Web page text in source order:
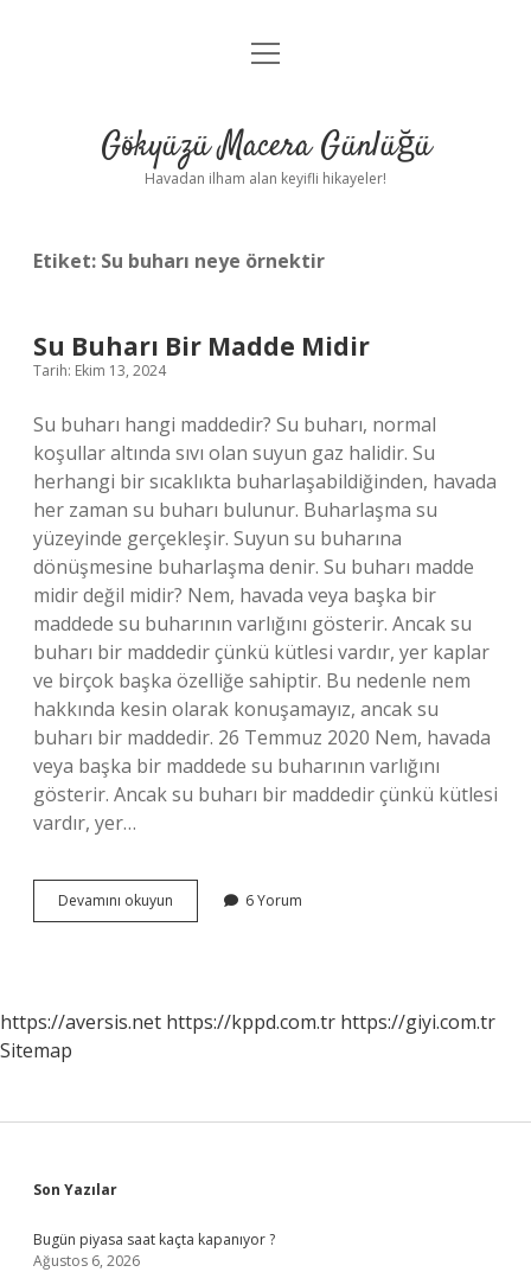
Anasayfa
Yasal Uyarı
menüyü
Gökyüzü Macera Günlüğü
Havadan ilham alan keyifli hikayeler!
Etiket: Su buharı neye örnektir
Su Buharı Bir Madde Midir
Tarih: Ekim 13, 2024
Su buharı hangi maddedir? Su buharı, normal
koşullar altında sıvı olan suyun gaz halidir. Su
herhangi bir sıcaklıkta buharlaşabildiğinden, havada
her zaman su buharı bulunur. Buharlaşma su
yüzeyinde gerçekleşir. Suyun su buharına
dönüşmesine buharlaşma denir. Su buharı madde
midir değil midir? Nem, havada veya başka bir
maddede su buharının varlığını gösterir. Ancak su
buharı bir maddedir çünkü kütlesi vardır, yer kaplar
ve birçok başka özelliğe sahiptir. Bu nedenle nem
hakkında kesin olarak konuşamayız, ancak su
buharı bir maddedir. 26 Temmuz 2020 Nem, havada
veya başka bir maddede su buharının varlığını
gösterir. Ancak su buharı bir maddedir çünkü kütlesi
vardır, yer…
Devamını okuyun
Buharı
6 Yorum
https://aversis.net https://kppd.com.tr https://giyi.com.tr
Sitemap
Sidebar
Son Yazılar
Bugün piyasa saat kaçta kapanıyor ?
Ağustos 6, 2026